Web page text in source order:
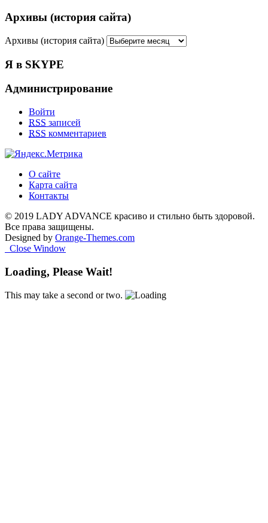
Архивы (история сайта)
Архивы (история сайта)
Я в SKYPE
Администрирование
Войти
RSS записей
RSS комментариев
О сайте
Карта сайта
Контакты
© 2019 LADY ADVANCE красиво и стильно быть здоровой.
Все права защищены.
Designed by Orange-Themes.com
Close Window
Loading, Please Wait!
This may take a second or two.